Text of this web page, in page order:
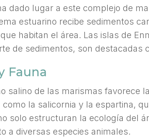
dado lugar a este complejo de
estuarino recibe sedimentos
habitan el área. Las islas de
de sedimentos, son destacadas
Fauna
salino de las marismas favorece
como la salicornia y la espartina,
solo estructuran la ecología del
a diversas especies animales.